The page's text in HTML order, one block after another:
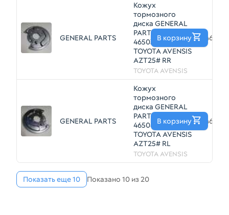
GENERAL PARTS
Кожух
тормозного
диска GENERAL
PARTS
4650305010
TOYOTA AVENSIS
AZT25# RR
TOYOTA AVENSIS
В корзину
GENERAL PARTS
Кожух
тормозного
диска GENERAL
PARTS
4650405010
TOYOTA AVENSIS
AZT25# RL
TOYOTA AVENSIS
В корзину
Показать еще 10 Показано 10 из 20